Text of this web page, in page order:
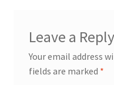
Leave a Reply
Your email address
fields are marked *